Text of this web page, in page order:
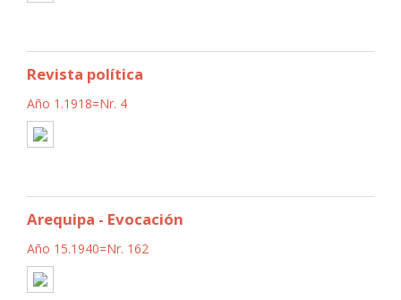
Revista política
Año 1.1918=Nr. 4
Arequipa - Evocación
Año 15.1940=Nr. 162